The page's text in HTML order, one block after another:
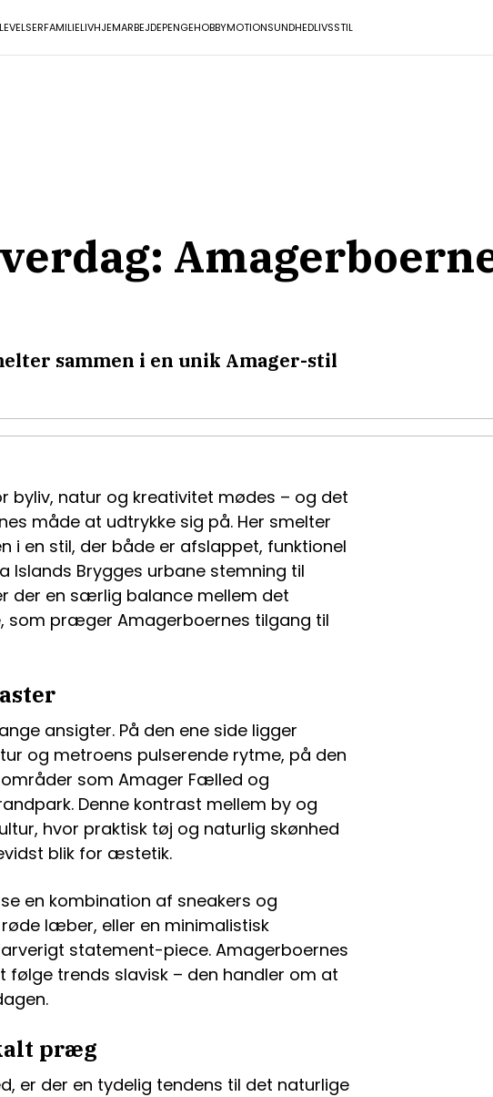
FAMILIELIVHJEMARBEJDEPENGEHOBBYMOTIONSUNDHEDLIVSSTIL
sammen i en unik Amager-stil
byliv, natur og kreativitet mødes – og det
måde at udtrykke sig på. Her smelter
i en stil, der både er afslappet, funktionel
Islands Brygges urbane stemning til
der en særlig balance mellem det
præger Amagerboernes tilgang til
ansigter. På den ene side ligger
og metroens pulserende rytme, på den
som Amager Fælled og
Denne kontrast mellem by og
hvor praktisk tøj og naturlig skønhed
blik for æstetik.
en kombination af sneakers og
læber, eller en minimalistisk
statement-piece. Amagerboernes
trends slavisk – den handler om at
præg
er der en tydelig tendens til det naturlige